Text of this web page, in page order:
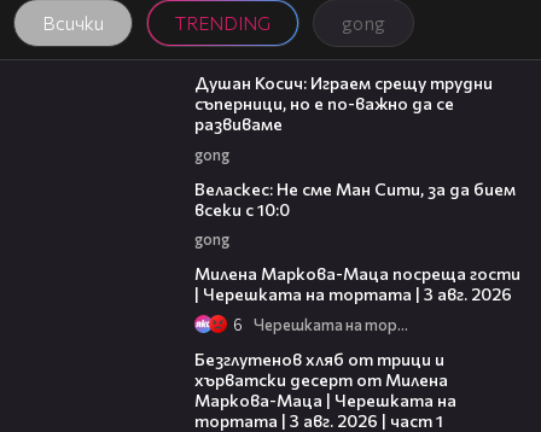
Всички TRENDING gong
10:17
Душан Косич: Играем срещу трудни
съперници, но е по-важно да се
развиваме
gong
Веласкес: Не сме Ман Сити, за да бием
всеки с 10:0
gong
Милена Маркова-Маца посреща гости
| Черешката на тортата | 3 авг. 2026
6 Черешката на тортата
Безглутенов хляб от трици и
хърватски десерт от Милена
Маркова-Маца | Черешката на
тортата | 3 авг. 2026 | част 1